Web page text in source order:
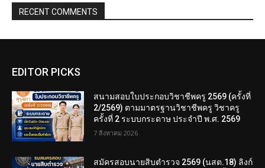
RECENT COMMENTS
EDITOR PICKS
สนามสอบใบประกอบวิชาชีพครู 2569 (ครั้งที่
2/2569) ตามมาตรฐานวิชาชีพครู วิชาครู
ครั้งที่ 2 ระบบกระดาษ ประจำปี พ.ศ. 2569
7 สิงหาคม 2026
สมัครสอบนายสิบตำรวจ 2569 (นสต.18) ลิงก์